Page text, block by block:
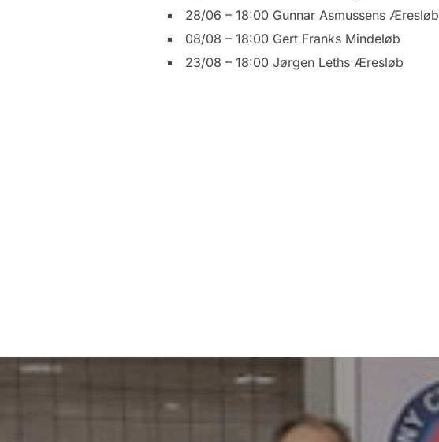
28/06 – 18:00 Gunnar Asmussens Æresløb
08/08 – 18:00 Gert Franks Mindeløb
23/08 – 18:00 Jørgen Leths Æresløb
Indlægsnavigation